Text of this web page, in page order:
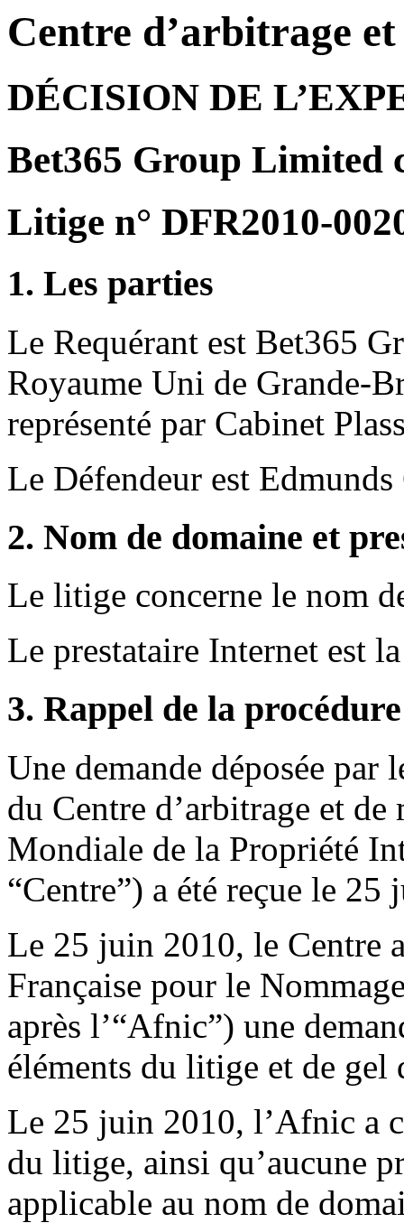
Centre d’arbitrage
DÉCISION DE
Bet365 Group Limited
Litige n° DFR2010-
1. Les parties
Le Requérant est Bet365
Royaume Uni de Grande-
représenté par Cabinet
Le Défendeur est
2. Nom de domaine et
Le litige concerne le nom
Le prestataire Internet est
3. Rappel de la procédure
Une demande déposée
du Centre d’arbitrage et
Mondiale de la Propriété
“Centre”) a été reçue le 25
Le 25 juin 2010, le Centre
Française pour le
après l’“Afnic”) une
éléments du litige et de gel
Le 25 juin 2010, l’Afnic a
du litige, ainsi qu’aucune
applicable au nom de